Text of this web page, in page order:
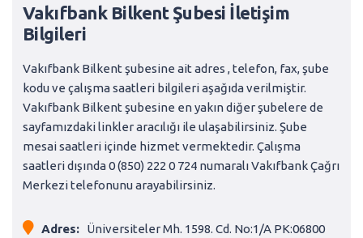
Vakıfbank Bilkent Şubesi İletişim
Bilgileri
Vakıfbank Bilkent şubesine ait adres , telefon, fax, şube
kodu ve çalışma saatleri bilgileri aşağıda verilmiştir.
Vakıfbank Bilkent şubesine en yakın diğer şubelere de
sayfamızdaki linkler aracılığı ile ulaşabilirsiniz. Şube
mesai saatleri içinde hizmet vermektedir. Çalışma
saatleri dışında 0 (850) 222 0 724 numaralı Vakıfbank Çağrı
Merkezi telefonunu arayabilirsiniz.
Adres:
Üniversiteler Mh. 1598. Cd. No:1/A PK:06800